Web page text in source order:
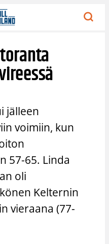
jälleen
voimiin, kun
57-65. Linda
oli
Kelternin
vieraana (77-